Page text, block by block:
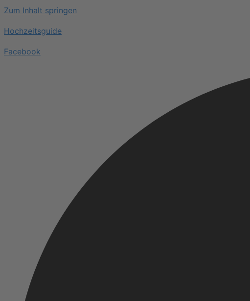
Zum Inhalt springen
Hochzeitsguide
Facebook